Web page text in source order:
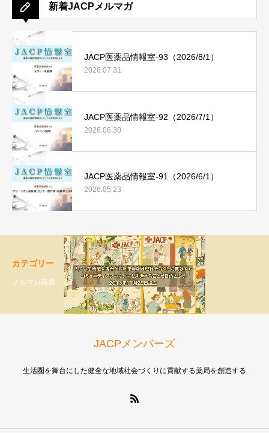
新着JACPメルマガ
JACP医薬品情報室-93（2026/8/1）
2026.07.31
JACP医薬品情報室-92（2026/7/1）
2026.06.30
JACP医薬品情報室-91（2026/6/1）
2026.05.23
カテゴリー
メルマガ新着
JACPメンバーズ
生活圏を舞台にした健全な地域社会づくりに貢献する薬局を創造する